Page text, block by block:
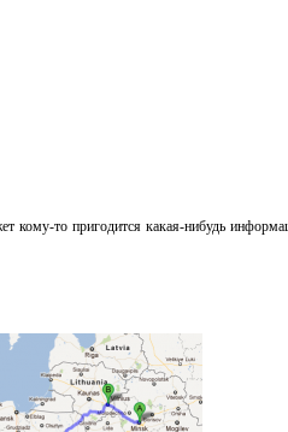
кому-то пригодится какая-нибудь